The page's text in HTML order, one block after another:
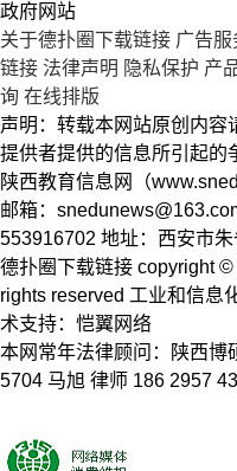
政府网站
关于德扑圈下载链接 广告服
链接 法律声明 隐私保护 产
询 在线排版
声明：转载本网站原创内容
提供者提供的信息所引起的
陕西教育信息网（
邮箱：
553916702 地址：西安市
德扑圈下载链接 copyright ©
rights reserved 工业和信息
术支持：恺翼网络
本网常年法律顾问：陕西博
5704 马旭 律师 186 2957